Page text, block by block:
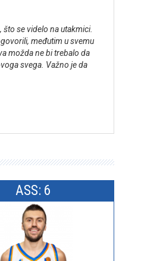
se videlo na utakmici.
međutim u svemu
možda ne bi trebalo da
svega. Važno je da
ASS: 6